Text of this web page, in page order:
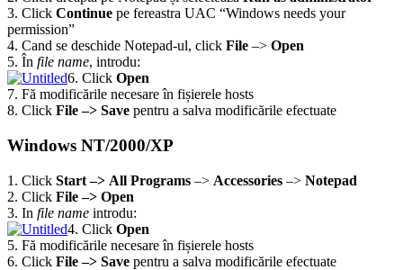
3. Click Continue pe fereastra UAC “Windows needs your
permission”
4. Cand se deschide Notepad-ul, click File –> Open
5. În file name, introdu:
6. Click Open
7. Fă modificările necesare în fișierele hosts
8. Click File –> Save pentru a salva modificările efectuate
Windows NT/2000/XP
1. Click Start –> All Programs –> Accessories –> Notepad
2. Click File –> Open
3. In file name introdu:
4. Click Open
5. Fă modificările necesare în fișierele hosts
6. Click File –> Save pentru a salva modificările efectuate